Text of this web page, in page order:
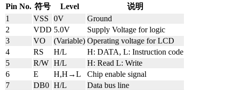
Pin No. 符号 Level
说明
1
VSS 0V
Ground
2
VDD 5.0V
Supply Voltage for logic
3
VO (Variable) Operating voltage for LCD
4
RS H/L
H: DATA, L: Instruction code
5
R/W H/L
H: Read L: Write
6
E H,H→L
Chip enable signal
7
DB0 H/L
Data bus line